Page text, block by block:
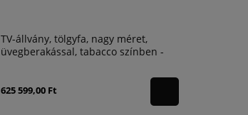
TV-állvány, tölgyfa, nagy méret,
üvegberakással, tabacco színben -
625 599,00 Ft